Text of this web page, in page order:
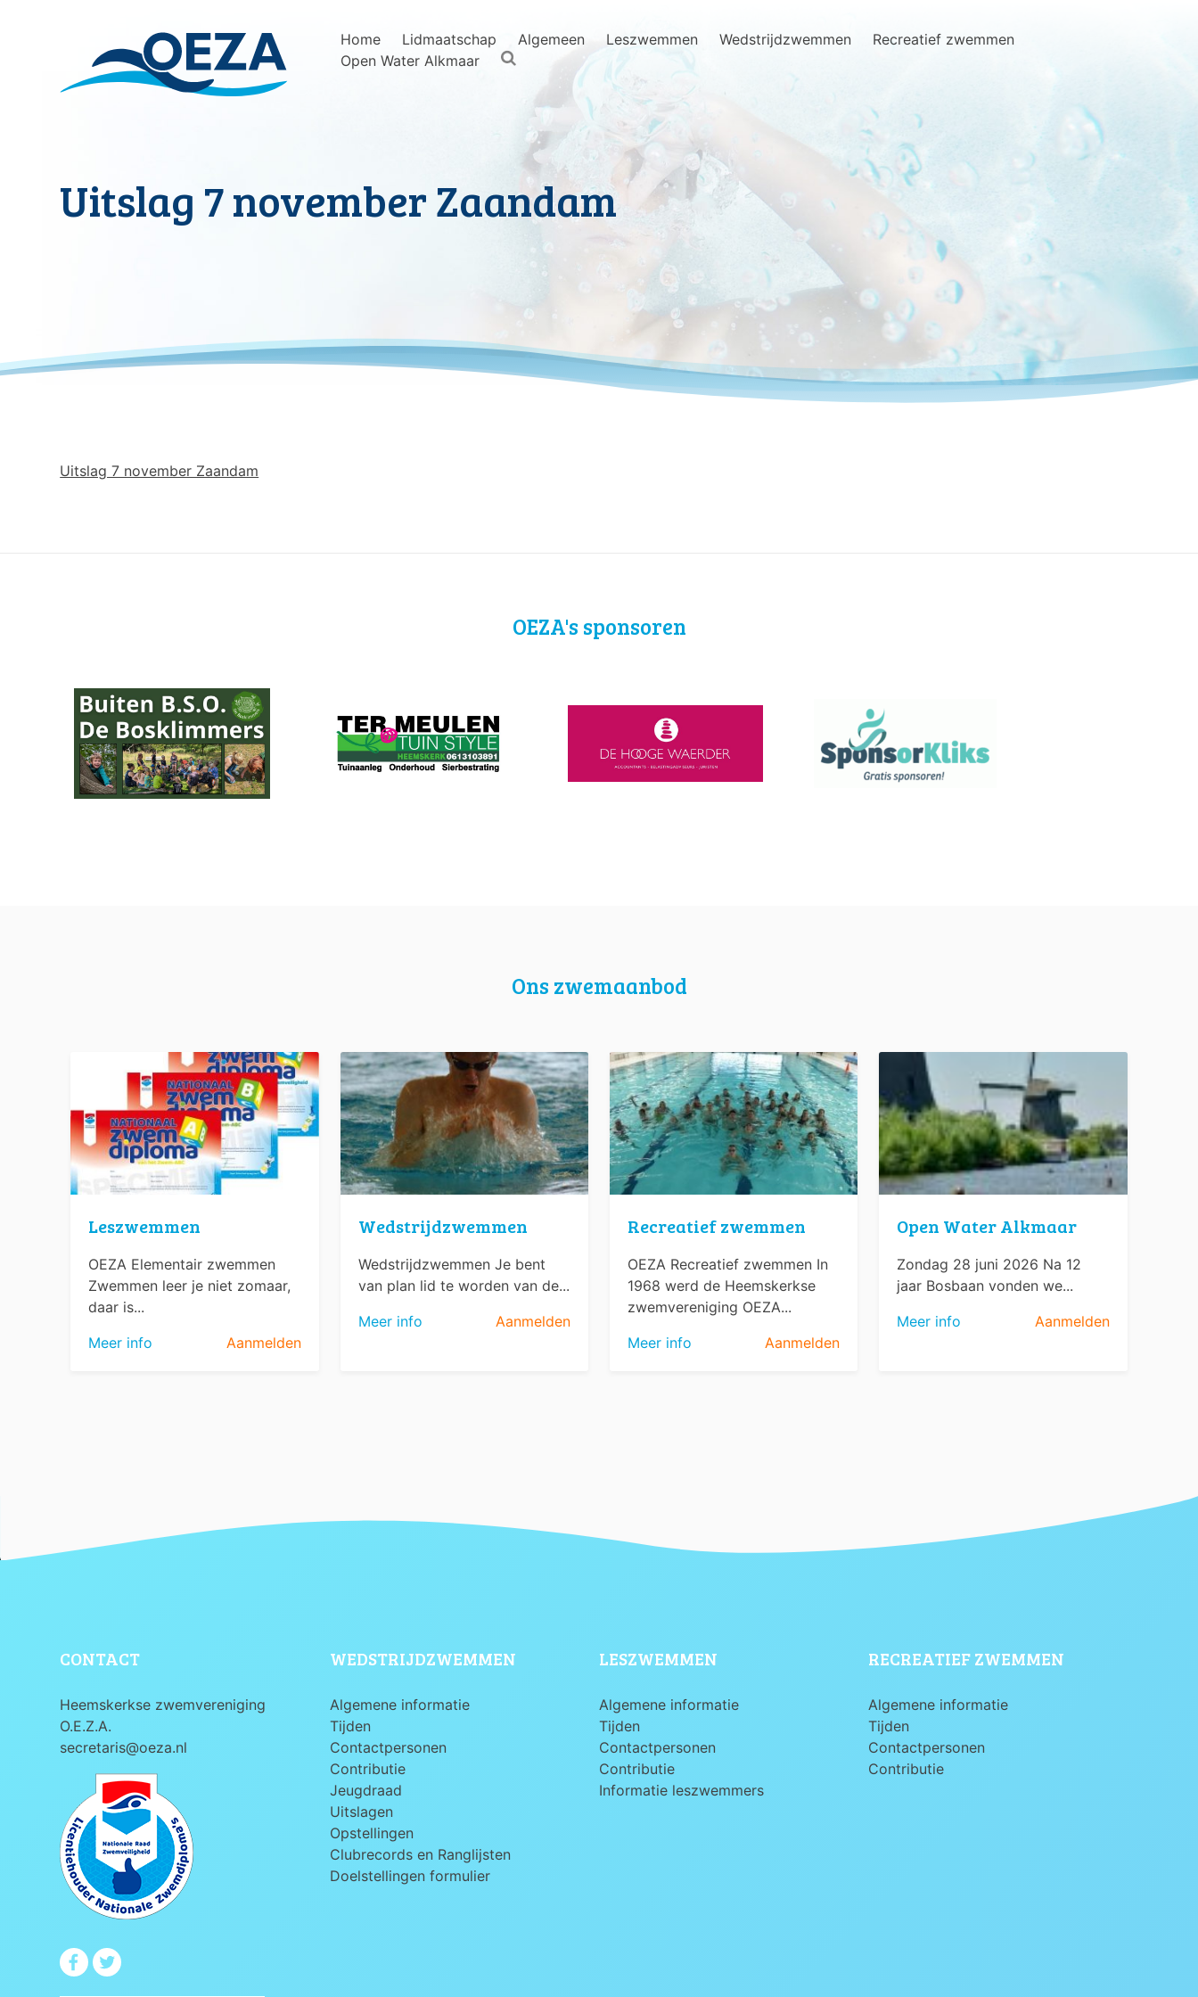
Home Lidmaatschap Algemeen Leszwemmen Wedstrijdzwemmen
Recreatief zwemmen
Open Water Alkmaar
for:
Uitslag 7 november Zaandam
Uitslag 7 november Zaandam
OEZA's sponsoren
Ons zwemaanbod
Leszwemmen
OEZA Elementair zwemmen
Zwemmen leer je niet zomaar,
daar is...
Meer info
Aanmelden
Wedstrijdzwemmen
Wedstrijdzwemmen Je bent
van plan lid te worden van de...
Meer info
Aanmelden
Recreatief zwemmen
OEZA Recreatief zwemmen In
1968 werd de Heemskerkse
zwemvereniging OEZA...
Meer info
Aanmelden
Open Water Alkmaar
Zondag 28 juni 2026 Na 12
jaar Bosbaan vonden we...
Meer info
Aanmelden
CONTACT
Heemskerkse zwemvereniging
O.E.Z.A.
secretaris@oeza.nl
WEDSTRIJDZWEMMEN
Algemene informatie
Tijden
Contactpersonen
Contributie
Jeugdraad
Uitslagen
Opstellingen
Clubrecords en Ranglijsten
Doelstellingen formulier
LESZWEMMEN
Algemene informatie
Tijden
Contactpersonen
Contributie
Informatie leszwemmers
RECREATIEF ZWEMMEN
Algemene informatie
Tijden
Contactpersonen
Contributie